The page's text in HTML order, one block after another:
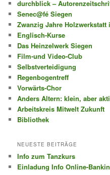
durchblick –
Senec@fé Siegen
Zwanzig Jahre Holzwerkstatt
Englisch-Kurse
Das Heinzelwerk Siegen
Film-und Video-Club
Selbstverteidigung
Regenbogentreff
Vorwärts-Chor
Anders Altern: klein, aber
Arbeitskreis Mitwelt Zukunft
Bibliothek
NEUESTE BEITRÄGE
Info zum Tanzkurs
Einladung Info Online-